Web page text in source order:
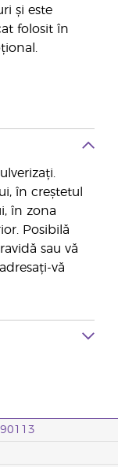
și este
folosit în
în creștetul
în zona
Posibilă
sau vă
vă